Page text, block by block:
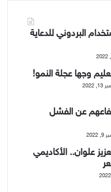
البردوني للدعاية
وجها عجلة النمو!
2022
عن الفشل
علوان.. الأكاديمي